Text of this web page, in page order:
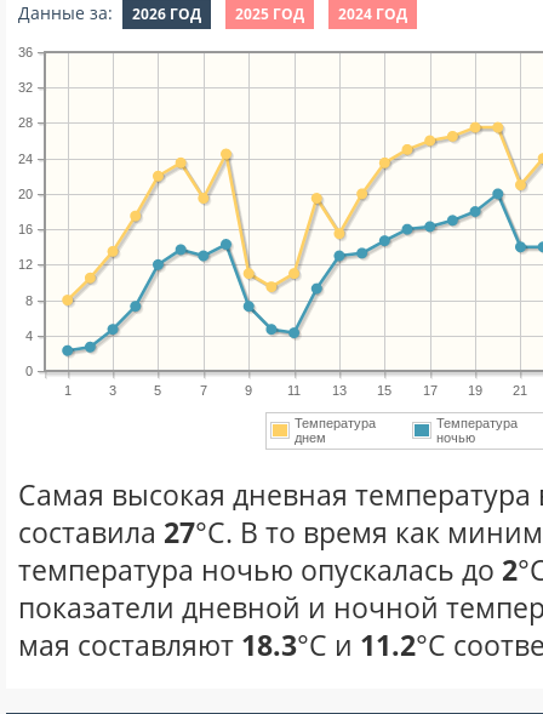
Данные за: 2026 ГОД 2025 ГОД 2024 ГОД
1 3 5 7 9 11 13 15 17 19 21
0
4
8
12
16
20
24
28
32
36
Температура
днем
Температура
ночью
Самая высокая дневная температура
составила 27°С. В то время как
температура ночью опускалась до 2
показатели дневной и ночной
мая составляют 18.3°С и 11.2°С